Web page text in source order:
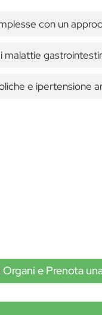
con un
e ipertensione
e Prenota